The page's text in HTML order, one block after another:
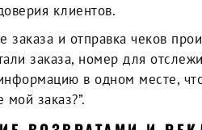
клиентов.
заказа и отправка чеков
заказа, номер для
в одном месте,
мой заказ?”.